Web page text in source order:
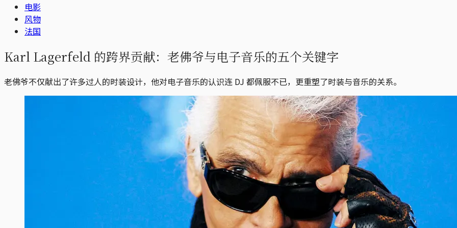
电影
风物
法国
Karl Lagerfeld 的跨界贡献：老佛爷与电子音乐的五个关键字
老佛爷不仅献出了许多过人的时装设计，他对电子音乐的认识连 DJ 都佩服不已，更重塑了时装与音乐的关系。